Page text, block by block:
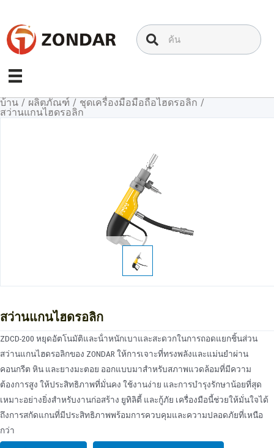
เนื้อหา
บ้าน / ผลิตภัณฑ์ / ชุดเครื่องมือมือถือไฮดรอลิก /
สว่านแกนไฮดรอลิก
สว่านแกนไฮดรอลิก
ZDCD-200 หยุดอัตโนมัติและน้ําหนักเบาและสะดวกในการถอดแยกชิ้นส่วน
สว่านแกนไฮดรอลิกของ ZONDAR ให้การเจาะที่ทรงพลังและแม่นยําผ่าน
คอนกรีต หิน และยางมะตอย ออกแบบมาสําหรับสภาพแวดล้อมที่มีความ
ต้องการสูง ให้ประสิทธิภาพที่มั่นคง ใช้งานง่าย และการบํารุงรักษาน้อยที่สุด
เหมาะอย่างยิ่งสําหรับงานก่อสร้าง ยูทิลิตี้ และกู้ภัย เครื่องมือนี้ช่วยให้มั่นใจได้
ถึงการสกัดแกนที่มีประสิทธิภาพพร้อมการควบคุมและความปลอดภัยที่เหนือ
กว่า